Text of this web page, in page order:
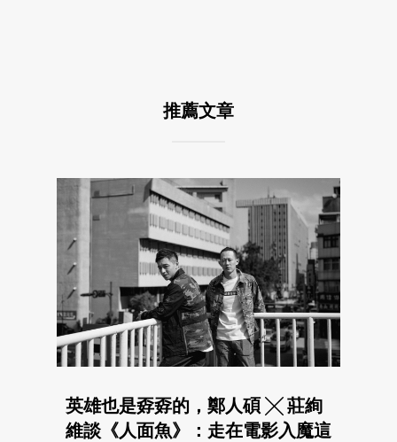
推薦文章
英雄也是孬孬的，鄭人碩 ╳ 莊絢
維談《人面魚》：走在電影入魔這